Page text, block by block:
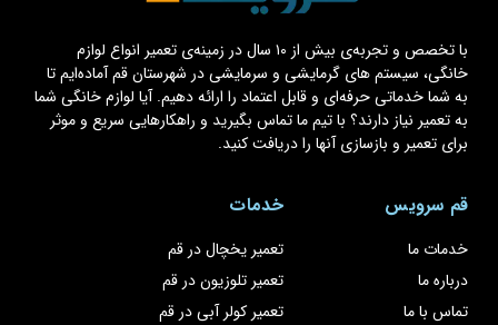
با تخصص و تجربه‌ی بیش از ۱۰ سال در زمینه‌ی تعمیر انواع لوازم
خانگی، سیستم های گرمایشی و سرمایشی در شهرستان قم آماده‌ایم تا
به شما خدماتی حرفه‌ای و قابل اعتماد را ارائه دهیم. آیا لوازم خانگی شما
به تعمیر نیاز دارند؟ با تیم ما تماس بگیرید و راهکارهایی سریع و موثر
برای تعمیر و بازسازی آنها را دریافت کنید.
قم سرویس
خدمات ما
درباره ما
تماس با ما
خدمات
تعمیر یخچال در قم
تعمیر تلوزیون در قم
تعمیر کولر آبی در قم